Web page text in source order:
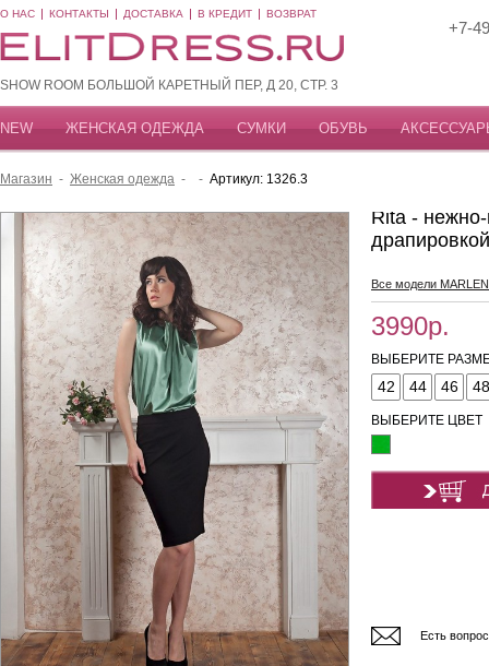
О НАС КОНТАКТЫ ДОСТАВКА В КРЕДИТ ВОЗВРАТ
SHOW ROOM БОЛЬШОЙ КАРЕТНЫЙ ПЕР, Д 20, СТР. 3
+7-
NEW ЖЕНСКАЯ ОДЕЖДА СУМКИ ОБУВЬ
Магазин - Женская одежда - - Артикул: 1326.3
Rita -
драпировкой
Все модели
3990р.
ВЫБЕРИТЕ
42 44 46 48
ВЫБЕРИТЕ ЦВЕТ
Есть